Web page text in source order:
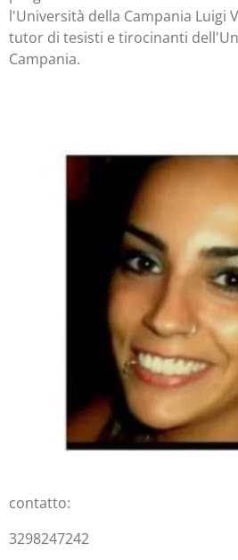
l'Università della Campania Luigi
tutor di tesisti e tirocinanti
Campania.
contatto:
3298247242